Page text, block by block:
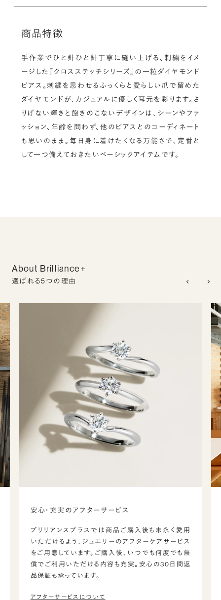
商品特徴
手作業でひと針ひと針丁寧に縫い上げる、刺繍をイメ
ージした『クロスステッチシリーズ』の一粒ダイヤモンド
ピアス。刺繍を思わせるふっくらと愛らしい爪で留めた
ダイヤモンドが、カジュアルに優しく耳元を彩ります。さ
りげない輝きと飽きのこないデザインは、シーンやファ
ッション、年齢を問わず、他のピアスとのコーディネート
も思いのまま。毎日身に着けたくなる万能さで、定番と
して一つ備えておきたいベーシックアイテムです。
About Brilliance+
選ばれる5つの理由
安心・充実のアフターサービス
ブリリアンスプラスでは商品ご購入後も末永く愛用
いただけるよう、ジュエリーのアフターケアサービス
をご用意しています。ご購入後、いつでも何度でも無
償でご利用いただける内容も充実。安心の30日間返
品保証も承っています。
アフターサービスについて